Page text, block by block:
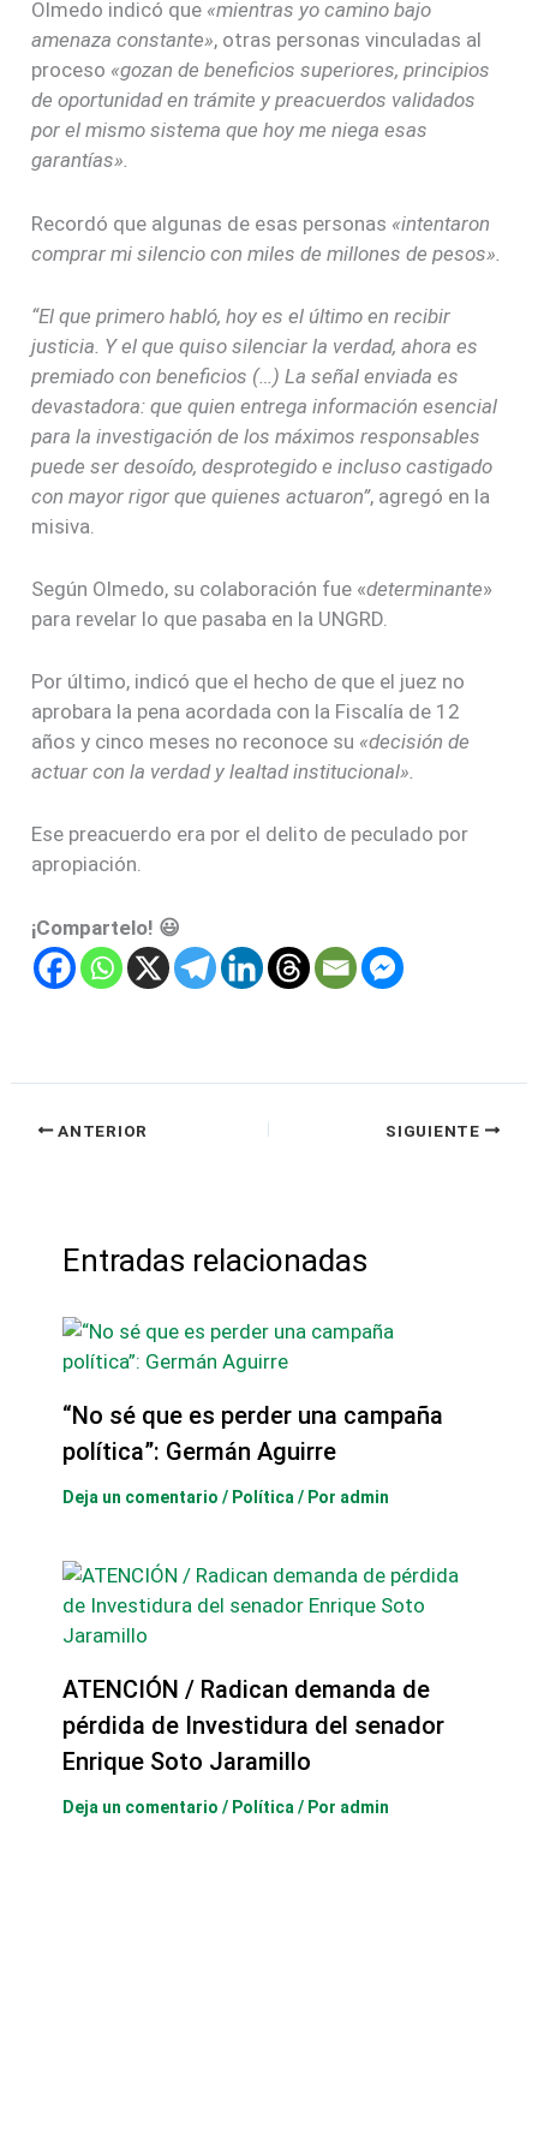
Olmedo indicó que «mientras yo camino bajo
amenaza constante», otras personas vinculadas al
proceso «gozan de beneficios superiores, principios
de oportunidad en trámite y preacuerdos validados
por el mismo sistema que hoy me niega esas
garantías».
Recordó que algunas de esas personas «intentaron
comprar mi silencio con miles de millones de pesos».
“El que primero habló, hoy es el último en recibir
justicia. Y el que quiso silenciar la verdad, ahora es
premiado con beneficios (…) La señal enviada es
devastadora: que quien entrega información esencial
para la investigación de los máximos responsables
puede ser desoído, desprotegido e incluso castigado
con mayor rigor que quienes actuaron”, agregó en la
misiva.
Según Olmedo, su colaboración fue «determinante»
para revelar lo que pasaba en la UNGRD.
Por último, indicó que el hecho de que el juez no
aprobara la pena acordada con la Fiscalía de 12
años y cinco meses no reconoce su «decisión de
actuar con la verdad y lealtad institucional».
Ese preacuerdo era por el delito de peculado por
apropiación.
¡Compartelo! 😃
ANTERIOR SIGUIENTE
Entradas relacionadas
“No sé que es perder una campaña
política”: Germán Aguirre
Deja un comentario / Política / Por admin
ATENCIÓN / Radican demanda de
pérdida de Investidura del senador
Enrique Soto Jaramillo
Deja un comentario / Política / Por admin